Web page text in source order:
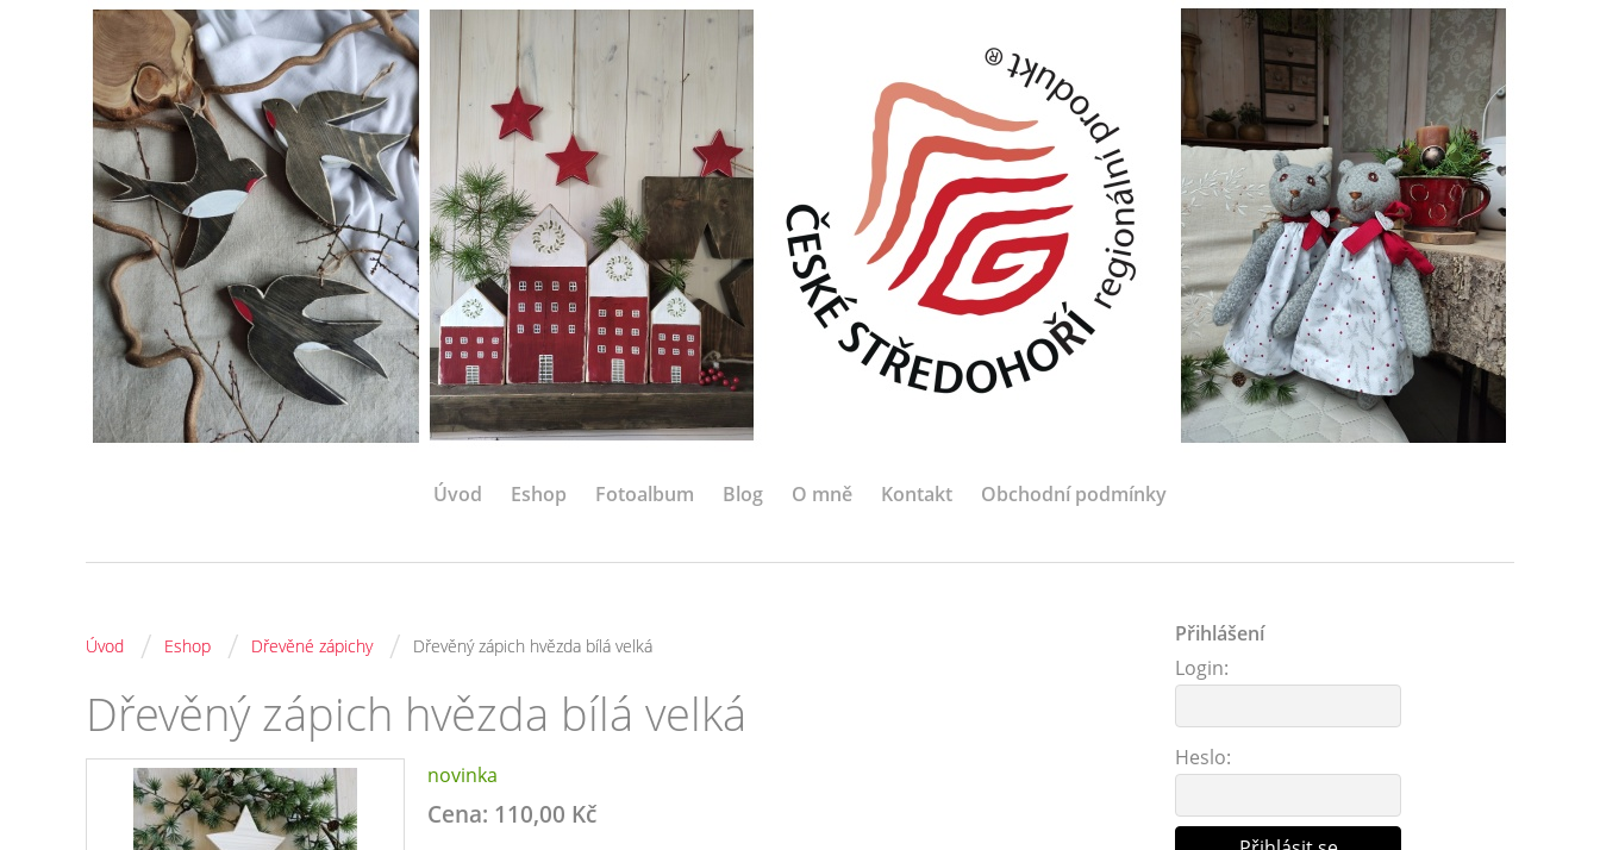
Úvod Eshop Fotoalbum Blog O mně Kontakt Obchodní podmínky
Úvod / Eshop / Dřevěné zápichy / Dřevěný zápich hvězda bílá velká
Dřevěný zápich hvězda bílá velká
novinka
Cena: 110,00 Kč
Přihlášení
Login:
Heslo: